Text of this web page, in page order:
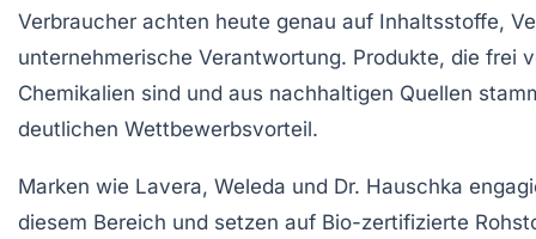
Verbraucher achten heute genau auf Inhaltsstoffe,
unternehmerische Verantwortung. Produkte, die frei
Chemikalien sind und aus nachhaltigen Quellen
deutlichen Wettbewerbsvorteil.
Marken wie Lavera, Weleda und Dr. Hauschka
diesem Bereich und setzen auf Bio-zertifizierte